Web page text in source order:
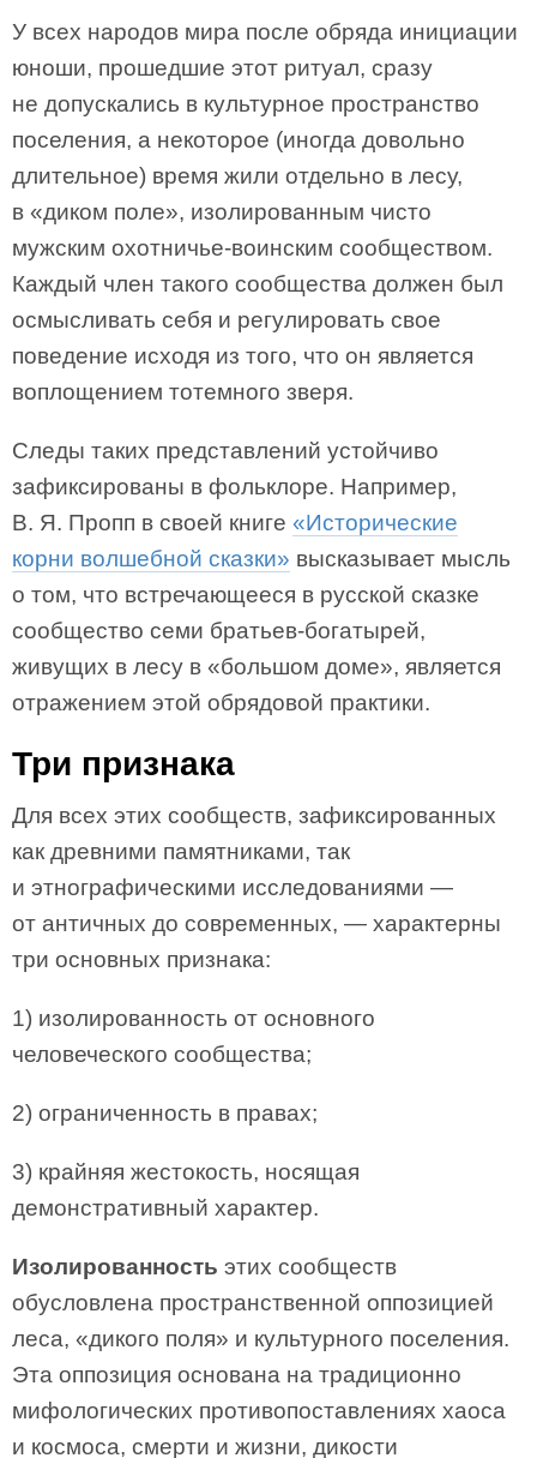
У всех народов мира после обряда инициации
юноши, прошедшие этот ритуал, сразу
не допускались в культурное пространство
поселения, а некоторое (иногда довольно
длительное) время жили отдельно в лесу,
в «диком поле», изолированным чисто
мужским охотничье-воинским сообществом.
Каждый член такого сообщества должен был
осмысливать себя и регулировать свое
поведение исходя из того, что он является
воплощением тотемного зверя.
Следы таких представлений устойчиво
зафиксированы в фольклоре. Например,
В. Я. Пропп в своей книге «Исторические
корни волшебной сказки» высказывает мысль
о том, что встречающееся в русской сказке
сообщество семи братьев-богатырей,
живущих в лесу в «большом доме», является
отражением этой обрядовой практики.
Три признака
Для всех этих сообществ, зафиксированных
как древними памятниками, так
и этнографическими исследованиями —
от античных до современных, — характерны
три основных признака:
1) изолированность от основного
человеческого сообщества;
2) ограниченность в правах;
3) крайняя жестокость, носящая
демонстративный характер.
Изолированность этих сообществ
обусловлена пространственной оппозицией
леса, «дикого поля» и культурного поселения.
Эта оппозиция основана на традиционно
мифологических противопоставлениях хаоса
и космоса, смерти и жизни, дикости